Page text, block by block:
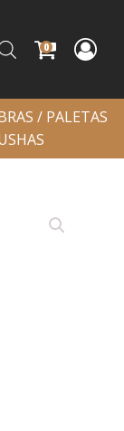
0
/ PALETAS